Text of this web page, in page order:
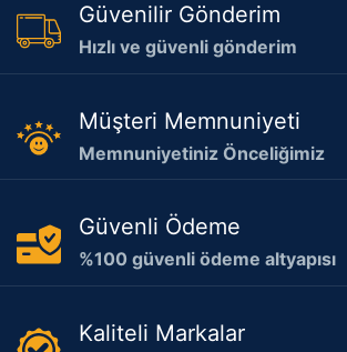
Güvenilir Gönderim
Hızlı ve güvenli gönderim
Müşteri Memnuniyeti
Memnuniyetiniz Önceliğimiz
Güvenli Ödeme
%100 güvenli ödeme altyapısı
Kaliteli Markalar